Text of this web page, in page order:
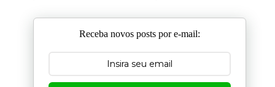
Receba novos posts por e-mail: